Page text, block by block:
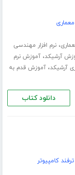
،نرم افزار مهندسی
آرشیکد،آموزش نرم
آرشیکد،آموزش قدم به
دانلود کتاب
کامپیوتر